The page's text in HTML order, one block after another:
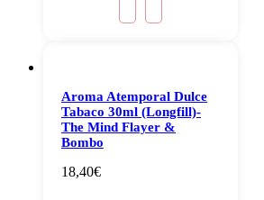
Aroma Atemporal Dulce
Tabaco 30ml (Longfill)-
The Mind Flayer &
Bombo
18,40€